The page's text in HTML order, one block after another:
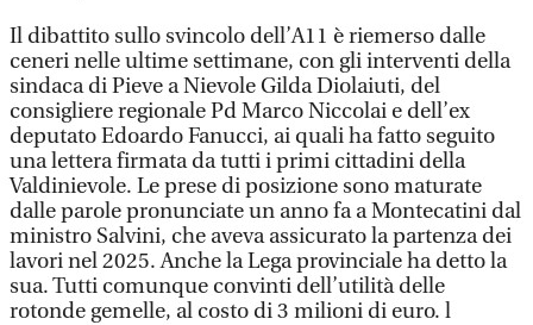
Il dibattito sullo svincolo dell’A11 è riemerso dalle
ceneri nelle ultime settimane, con gli interventi della
sindaca di Pieve a Nievole Gilda Diolaiuti, del
consigliere regionale Pd Marco Niccolai e dell’ex
deputato Edoardo Fanucci, ai quali ha fatto seguito
una lettera firmata da tutti i primi cittadini della
Valdinievole. Le prese di posizione sono maturate
dalle parole pronunciate un anno fa a Montecatini dal
ministro Salvini, che aveva assicurato la partenza dei
lavori nel 2025. Anche la Lega provinciale ha detto la
sua. Tutti comunque convinti dell’utilità delle
rotonde gemelle, al costo di 3 milioni di euro. l